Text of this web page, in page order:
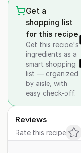
Get a
shopping list
for this recipe
Get this recipe's
ingredients as a
smart shopping
list — organized
by aisle, with
easy check-off.
Reviews
Rate this recipe